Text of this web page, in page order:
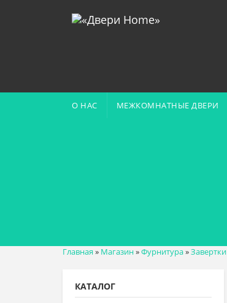
О НАС МЕЖКОМНАТНЫЕ ДВЕРИ
Главная » Магазин»Фурнитура»Завертки
КАТАЛОГ